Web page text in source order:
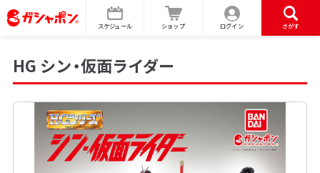
スケジュール ショップ ログイン さがす
HG シン・仮面ライダー